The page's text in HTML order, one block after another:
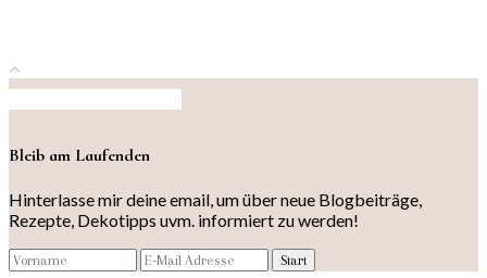
Bleib am Laufenden
Hinterlasse mir deine email, um über neue Blogbeiträge,
Rezepte, Dekotipps uvm. informiert zu werden!